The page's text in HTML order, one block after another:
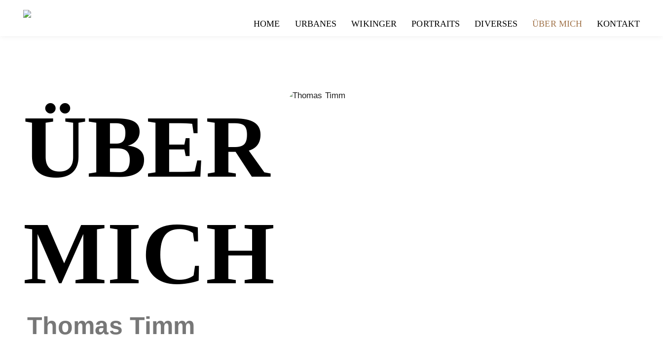
Zum Inhalt springen
HOME URBANES WIKINGER PORTRAITS DIVERSES ÜBER MICH KONTAKT
ÜBER
MICH
Thomas Timm